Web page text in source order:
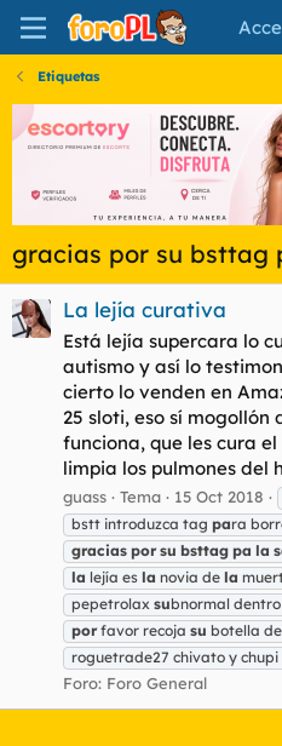
Etiquetas
gracias por su bsttag
La lejía curativa
Está lejía supercara lo
autismo y así lo
cierto lo venden en
25 sloti, eso sí mogollón
funciona, que les cura
limpia los pulmones del
guass Tema 15 Oct 2018
bstt introduzca tag para
gracias por su bsttag pa la
la lejía es la novia de la
pepetrolax subnormal
por favor recoja su botella
roguetrade27 chivato y chupi
Foro: Foro General